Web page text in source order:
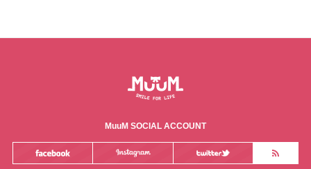
MuuM SOCIAL ACCOUNT